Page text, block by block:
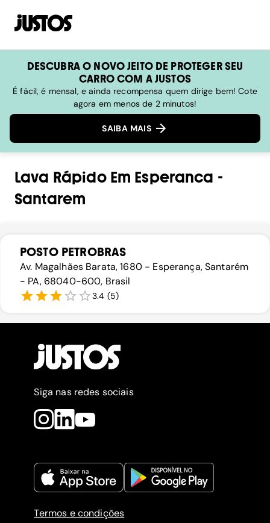
DESCUBRA O NOVO JEITO DE PROTEGER SEU
CARRO COM A JUSTOS
É fácil, é mensal, e ainda recompensa quem dirige bem! Cote
agora em menos de 2 minutos!
SAIBA MAIS
Lava RápidoEm Esperanca -
Santarem
POSTO PETROBRAS
Av. Magalhães Barata, 1680 - Esperança, Santarém
- PA, 68040-600, Brasil
3.4 (5)
Siga nas redes sociais
Termos e condições